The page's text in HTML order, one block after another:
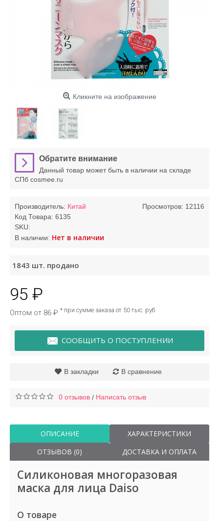
Кликните на изображение
Обратите внимание
Данный товар может быть в наличии на складе
СПб cosmee.ru
Просмотров: 12116
Производитель: Китай
Код Товара: 6135
SKU:
В наличии: Нет в наличии
1843 шт. продано
95 ₽
Оптом от 86 ₽ * при сумме заказа от 50 тыс. руб
СООБЩИТЬ О ПОСТУПЛЕНИИ
В закладки В сравнение
0 отзывов / Написать отзыв
ОПИСАНИЕ
ХАРАКТЕРИСТИКИ
ОТЗЫВОВ (0)
ДОСТАВКА И ОПЛАТА
Силиконовая многоразовая
маска для лица Daiso
О товаре